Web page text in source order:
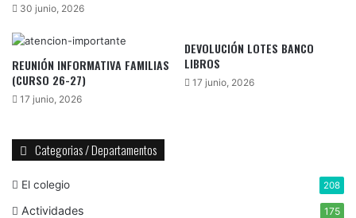
30 junio, 2026
REUNIÓN INFORMATIVA FAMILIAS
(CURSO 26-27)
17 junio, 2026
DEVOLUCIÓN LOTES BANCO
LIBROS
17 junio, 2026
Categorias / Departamentos
El colegio 208
Actividades 175